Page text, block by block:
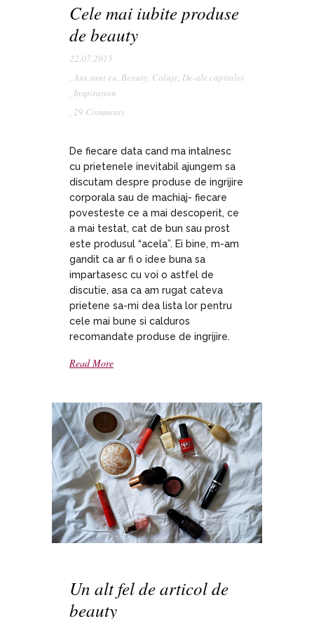
Cele mai iubite produse
de beauty
22.07.2015
, Asa sunt eu, Beauty, Colaje, De-ale capitalei
, Inspiration
, 29 Comments
De fiecare data cand ma intalnesc
cu prietenele inevitabil ajungem sa
discutam despre produse de ingrijire
corporala sau de machiaj- fiecare
povesteste ce a mai descoperit, ce
a mai testat, cat de bun sau prost
este produsul “acela”. Ei bine, m-am
gandit ca ar fi o idee buna sa
impartasesc cu voi o astfel de
discutie, asa ca am rugat cateva
prietene sa-mi dea lista lor pentru
cele mai bune si calduros
recomandate produse de ingrijire.
Read More
Un alt fel de articol de
beauty